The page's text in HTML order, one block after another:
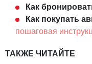
Как
Как покупать
пошаговая
ТАКЖЕ ЧИТАЙТЕ